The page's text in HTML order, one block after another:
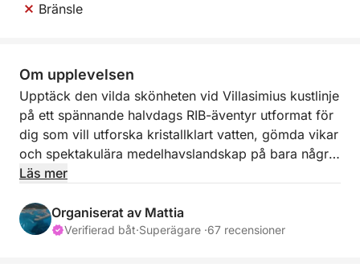
Bränsle
Om upplevelsen
Upptäck den vilda skönheten vid Villasimius kustlinje
på ett spännande halvdags RIB-äventyr utformat för
dig som vill utforska kristallklart vatten, gömda vikar
och spektakulära medelhavslandskap på bara några
timmar. Denna 4-timmarsupplevelse avgår från
balansen mellan utforskning, simning och natursköna
kryssningar längs Sardiniens sydöstra kust.
Läs mer
Organiserat av Mattia
Verifierad båt·Superägare ·67 recensioner